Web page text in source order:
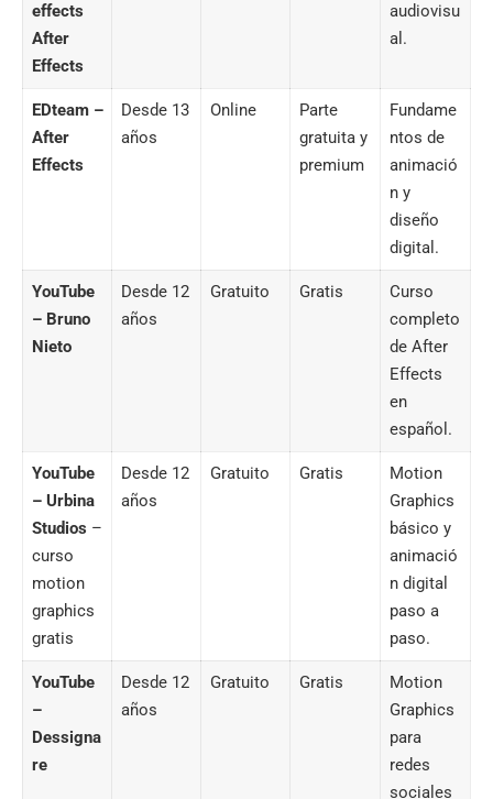
effects
After
Effects
audiovisu
al.
EDteam–
After
Effects
Desde 13
años
Online
Parte
gratuita y
premium
Fundame
ntos de
animació
n y
diseño
digital.
YouTube
– Bruno
Nieto
Desde 12
años
Gratuito Gratis
Curso
completo
de After
Effects
en
español.
YouTube
– Urbina
Studios –
curso
motion
graphics
gratis
Desde 12
años
Gratuito Gratis
Motion
Graphics
básico y
animació
n digital
paso a
paso.
YouTube
–
Dessigna
re
Desde 12
años
Gratuito Gratis
Motion
Graphics
para
redes
sociales